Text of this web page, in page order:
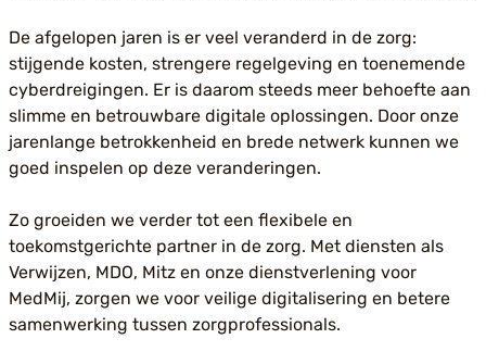
De afgelopen jaren is er veel veranderd in de zorg:
stijgende kosten, strengere regelgeving en toenemende
cyberdreigingen. Er is daarom steeds meer behoefte aan
slimme en betrouwbare digitale oplossingen. Door onze
jarenlange betrokkenheid en brede netwerk kunnen we
goed inspelen op deze veranderingen.
Zo groeiden we verder tot een flexibele en
toekomstgerichte partner in de zorg. Met diensten als
Verwijzen, MDO, Mitz en onze dienstverlening voor
MedMij, zorgen we voor veilige digitalisering en betere
samenwerking tussen zorgprofessionals.